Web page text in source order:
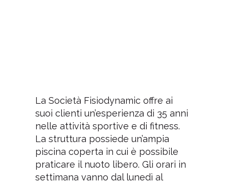
La Società Fisiodynamic offre ai
suoi clienti un’esperienza di 35 anni
nelle attività sportive e di fitness.
La struttura possiede un’ampia
piscina coperta in cui è possibile
praticare il nuoto libero. Gli orari in
settimana vanno dal lunedì al